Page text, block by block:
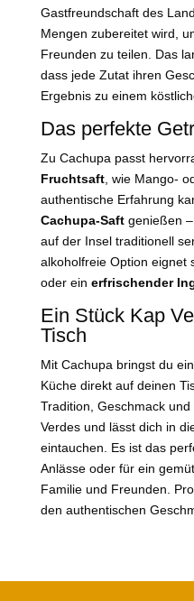
Gastfreundschaft des
Mengen zubereitet wird,
Freunden zu teilen. Das
dass jede Zutat ihren
Ergebnis zu einem
Das perfekte
Zu Cachupa passt
Fruchtsaft, wie Mango-
authentische Erfahrung
Cachupa-Saftgenießen –
auf der Insel traditionell
alkoholfreie Option eignet
oder ein erfrischender
Ein Stück Kap
Tisch
Mit Cachupa bringst du
Küche direkt auf deinen
Tradition, Geschmack
Verdes und lässt dich in
eintauchen. Es ist das
Anlässe oder für ein
Familie und Freunden.
den authentischen